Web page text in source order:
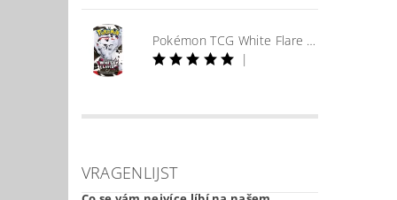
Pokémon TCG White Flare Booster
|
VRAGENLIJST